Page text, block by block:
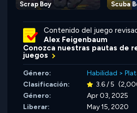
Scuba
Scrap Boy
Contenido del juego
Alex Feigenbaum
Conozca nuestras pautas de
juegos
Género: Habilidad >
Clasificación:
3.6 / 5
Género:
Apr 03, 2025
Liberar:
May 15, 2020